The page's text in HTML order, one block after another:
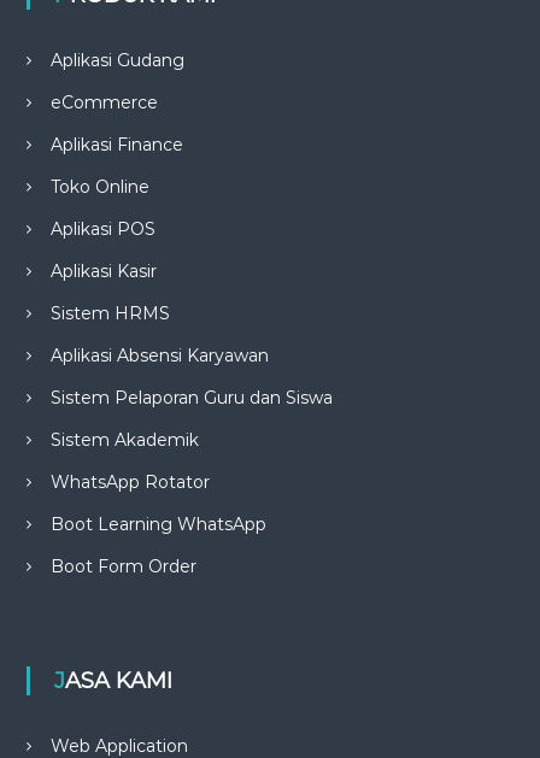
Aplikasi Gudang
eCommerce
Aplikasi Finance
Toko Online
Aplikasi POS
Aplikasi Kasir
Sistem HRMS
Aplikasi Absensi Karyawan
Sistem Pelaporan Guru dan Siswa
Sistem Akademik
WhatsApp Rotator
Boot Learning WhatsApp
Boot Form Order
JASA KAMI
Web Application